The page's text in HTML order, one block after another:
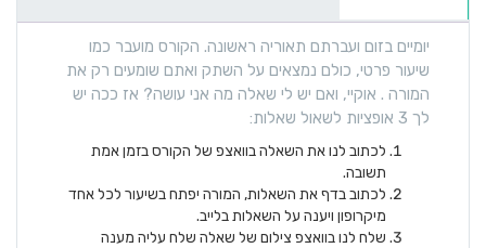
יומיים בזום ועברתם תאוריה ראשונה. הקורס מועבר כמו
שיעור פרטי, כולם נמצאים על השתק ואתם שומעים רק את
המורה . אוקיי, ואם יש לי שאלה מה אני עושה? אז ככה יש
לך 3 אופציות לשאול שאלות:
לכתוב לנו את השאלה בוואצפ של הקורס בזמן אמת
תשובה.
לכתוב בדף את השאלות, המורה יפתח בשיעור לכל אחד
מיקרופון ויענה על השאלות בלייב.
שלח לנו בוואצפ צילום של שאלה שלח עליה מענה